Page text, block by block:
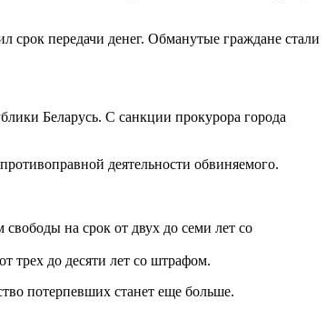
срок передачи денег. Обманутые граждане стали
Беларусь. С санкции прокурора города
деятельности обвиняемого.
на срок от двух до семи лет со
трех до десяти лет со штрафом.
потерпевших станет еще больше.